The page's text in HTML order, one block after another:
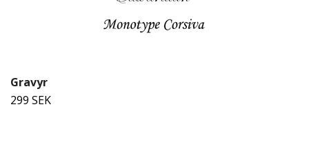
Gravyr
299 SEK